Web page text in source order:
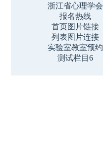
浙江省心理学会
报名热线
首页图片链接
列表图片连接
实验室教室预约
测试栏目6